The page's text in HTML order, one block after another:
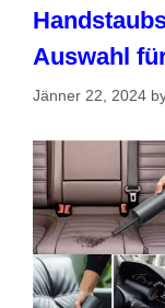
Auswahl
Jänner 22, 2024